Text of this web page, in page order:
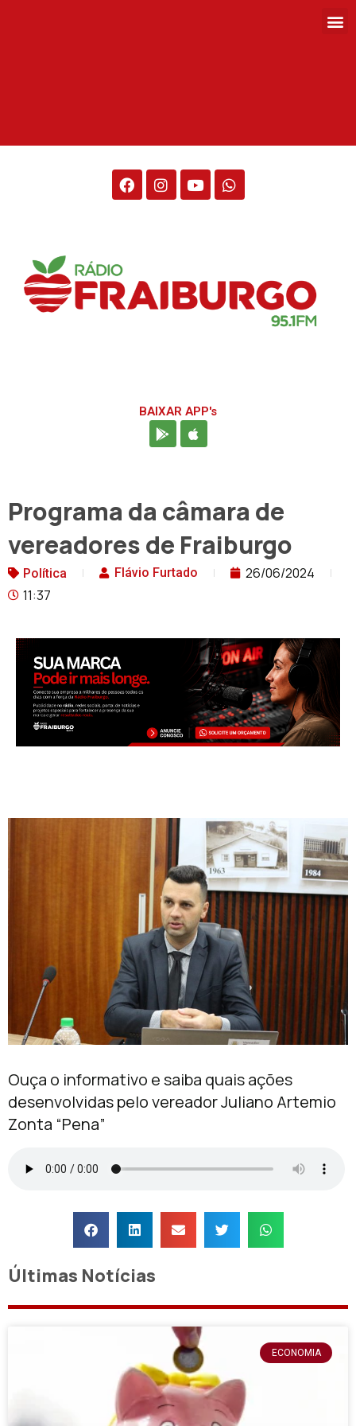
BAIXAR APP's
Programa da câmara de
vereadores de Fraiburgo
Política Flávio Furtado
26/06/2024
11:37
Ouça o informativo e saiba quais ações
desenvolvidas pelo vereador Juliano Artemio
Zonta “Pena”
Últimas Notícias
ECONOMIA